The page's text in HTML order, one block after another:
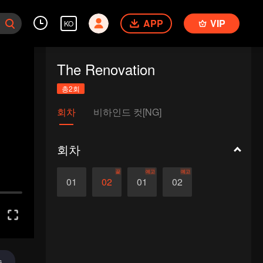
KO APP VIP
The Renovation
총2회
회차 비하인드 컷[NG]
회차
01 02
끝
01
예고
02
예고